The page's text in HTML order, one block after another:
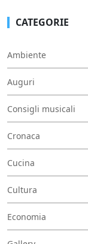
CATEGORIE
Ambiente
Auguri
Consigli musicali
Cronaca
Cucina
Cultura
Economia